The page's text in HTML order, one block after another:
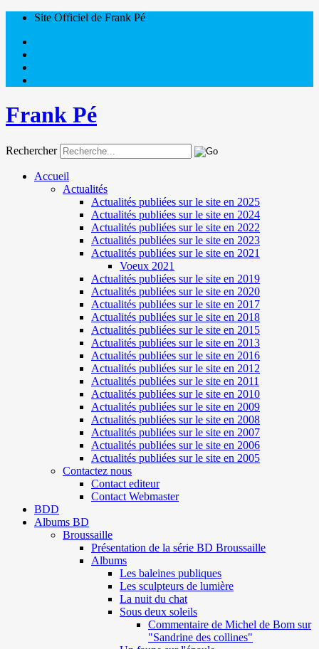
Site Officiel de Frank Pé
Frank Pé
Rechercher
Accueil
Actualités
Actualités publiées sur le site en 2025
Actualités publiées sur le site en 2024
Actualités publiées sur le site en 2022
Actualités publiées sur le site en 2023
Actualités publiées sur le site en 2021
Voeux 2021
Actualités publiées sur le site en 2019
Actualités publiées sur le site en 2020
Actualités publiées sur le site en 2017
Actualités publiées sur le site en 2018
Actualités publiées sur le site en 2015
Actualités publiées sur le site en 2013
Actualités publiées sur le site en 2016
Actualités publiées sur le site en 2012
Actualités publiées sur le site en 2011
Actualités publiées sur le site en 2010
Actualités publiées sur le site en 2009
Actualités publiées sur le site en 2008
Actualités publiées sur le site en 2007
Actualités publiées sur le site en 2006
Actualités publiées sur le site en 2005
Contactez nous
Contact editeur
Contact Webmaster
BDD
Albums BD
Broussaille
Présentation de la série BD Broussaille
Albums
Les baleines publiques
Les sculpteurs de lumière
La nuit du chat
Sous deux soleils
Commentaire de Michel de Bom sur
"Sandrine des collines"